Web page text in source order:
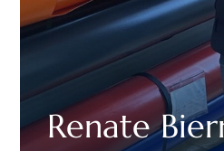
Renate